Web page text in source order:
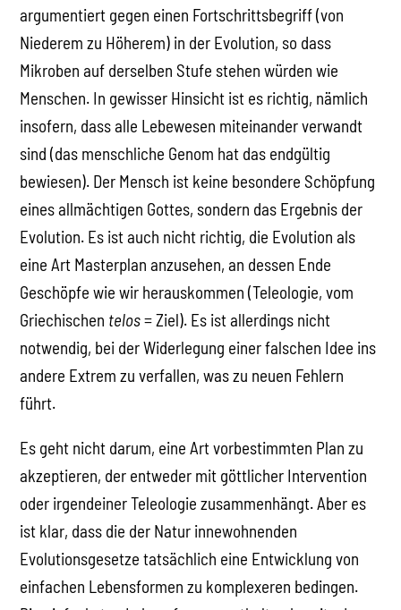
argumentiert gegen einen Fortschrittsbegriff (von
Niederem zu Höherem) in der Evolution, so dass
Mikroben auf derselben Stufe stehen würden wie
Menschen. In gewisser Hinsicht ist es richtig, nämlich
insofern, dass alle Lebewesen miteinander verwandt
sind (das menschliche Genom hat das endgültig
bewiesen). Der Mensch ist keine besondere Schöpfung
eines allmächtigen Gottes, sondern das Ergebnis der
Evolution. Es ist auch nicht richtig, die Evolution als
eine Art Masterplan anzusehen, an dessen Ende
Geschöpfe wie wir herauskommen (Teleologie, vom
Griechischen telos= Ziel). Es ist allerdings nicht
notwendig, bei der Widerlegung einer falschen Idee ins
andere Extrem zu verfallen, was zu neuen Fehlern
führt.
Es geht nicht darum, eine Art vorbestimmten Plan zu
akzeptieren, der entweder mit göttlicher Intervention
oder irgendeiner Teleologie zusammenhängt. Aber es
ist klar, dass die der Natur innewohnenden
Evolutionsgesetze tatsächlich eine Entwicklung von
einfachen Lebensformen zu komplexeren bedingen.